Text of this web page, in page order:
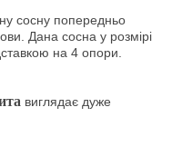
сосну попередньо
Дана сосна у розмірі
на 4 опори.
виглядає дуже